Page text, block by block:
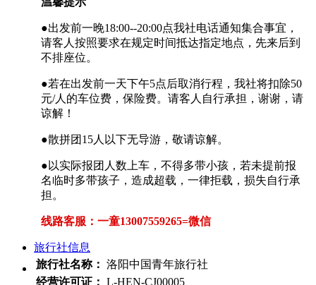
●出发前一晚18:00--20:00点我社电话通知集合事宜，
请客人按照要求在规定时间抵达指定地点，先来后到
不排座位。
●若在出发前一天下午5点后取消行程，我社将扣除50
元/人的车位费，保险费。请客人自行承担，谢谢，请
谅解！
●散拼团15人以下无导游，敬请谅解。
●以实际报团人数上车，不得多带小孩，若未提前报
名临时多带孩子，造成超载，一律拒载，损失自行承
担。
线路客服：一童13007559265=微信
旅行社信息
旅行社名称： 洛阳中国青年旅行社
经营许可证： L-HEN-CJ00005